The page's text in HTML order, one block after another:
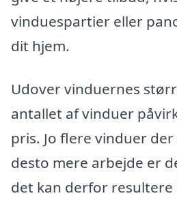
vinduespartier eller
dit hjem.
Udover vinduernes
antallet af vinduer
pris. Jo flere vinduer der
desto mere arbejde er
det kan derfor resultere